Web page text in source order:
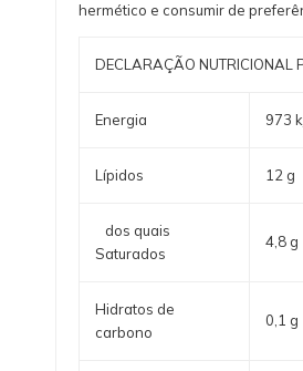
hermético e consumir de
DECLARAÇÃO NUTRICIONAL
Energia 973
Lípidos 12 g
dos quais
Saturados
4,8 g
Hidratos de
carbono
0,1 g